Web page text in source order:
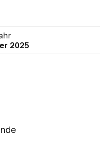
2025